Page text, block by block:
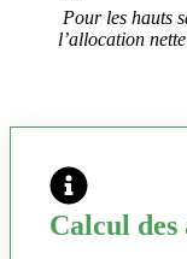
Pour les hauts
l’allocation
Calcul des